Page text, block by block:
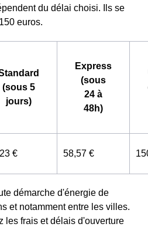
du délai choisi. Ils se
euros.
(sous 5
jours)
Express
(sous
24 à
48h)
€ 58,57 €
démarche d'énergie de
et notamment entre les villes.
les frais et délais d'ouverture